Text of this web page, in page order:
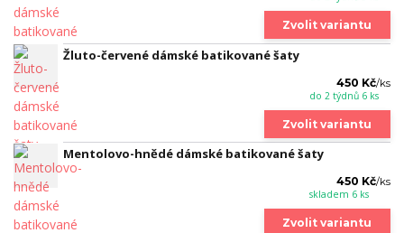
Zvolit variantu
Žluto-červené dámské batikované šaty
450 Kč/ks
do 2 týdnů 6 ks
Zvolit variantu
Mentolovo-hnědé dámské batikované šaty
450 Kč/ks
skladem 6 ks
Zvolit variantu